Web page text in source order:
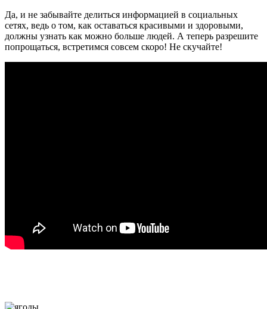
Да, и не забывайте делиться информацией в социальных
сетях, ведь о том, как оставаться красивыми и здоровыми,
должны узнать как можно больше людей. А теперь разрешите
попрощаться, встретимся совсем скоро! Не скучайте!